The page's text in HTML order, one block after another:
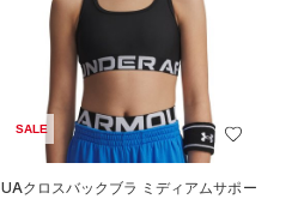
SALE
UAクロスバックブラ ミディアムサポー